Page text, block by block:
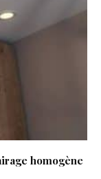
homogène